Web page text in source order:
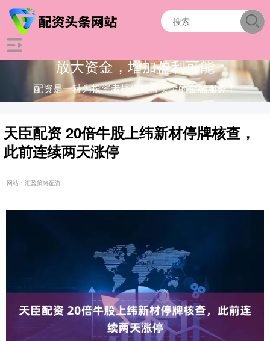
放大资金，增加盈利可能
配资是一种为投资者提供杠杆资金的金融服务！
天臣配资 20倍牛股上纬新材停牌核查，
此前连续两天涨停
网站：汇盈策略配资